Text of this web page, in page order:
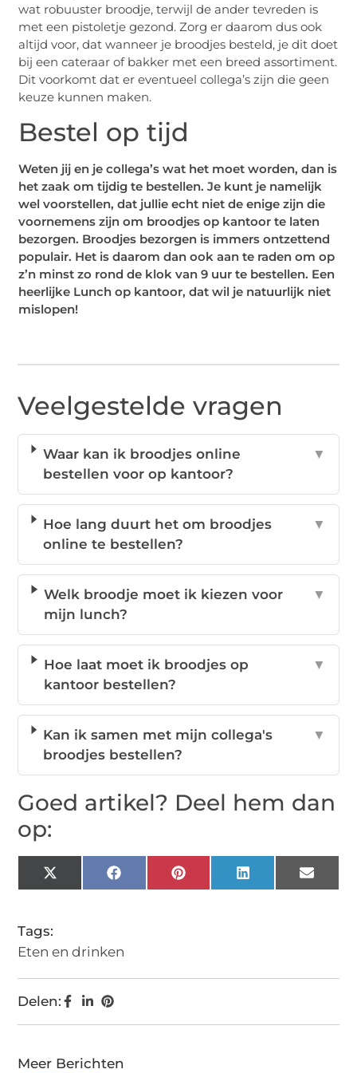
wat robuuster broodje, terwijl de ander tevreden is
met een pistoletje gezond. Zorg er daarom dus ook
altijd voor, dat wanneer je broodjes besteld, je dit doet
bij een cateraar of bakker met een breed assortiment.
Dit voorkomt dat er eventueel collega’s zijn die geen
keuze kunnen maken.
Bestel op tijd
Weten jij en je collega’s wat het moet worden, dan is
het zaak om tijdig te bestellen. Je kunt je namelijk
wel voorstellen, dat jullie echt niet de enige zijn die
voornemens zijn om broodjes op kantoor te laten
bezorgen. Broodjes bezorgen is immers ontzettend
populair. Het is daarom dan ook aan te raden om op
z’n minst zo rond de klok van 9 uur te bestellen. Een
heerlijke Lunch op kantoor, dat wil je natuurlijk niet
mislopen!
Veelgestelde vragen
Waar kan ik broodjes online
bestellen voor op kantoor?
▼
Hoe lang duurt het om broodjes
online te bestellen?
▼
Welk broodje moet ik kiezen voor
mijn lunch?
▼
Hoe laat moet ik broodjes op
kantoor bestellen?
▼
Kan ik samen met mijn collega's
broodjes bestellen?
▼
Goed artikel? Deel hem dan
op:
X
(Twitter)
FacebookPinterestLinkedIn Email
Tags:
Eten en drinken
Delen:
Meer Berichten